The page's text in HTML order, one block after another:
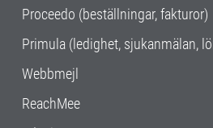
Proceedo (beställningar, fakturor)
Primula (ledighet, sjukanmälan,
Webbmejl
ReachMee